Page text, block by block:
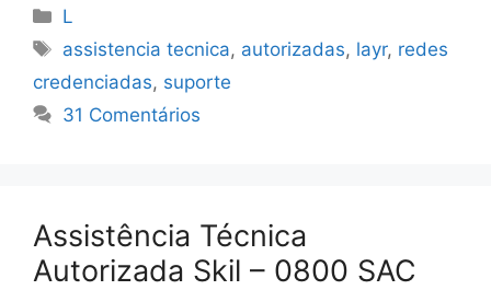
Categorias
L
Tags
assistencia tecnica, autorizadas, layr, redes
credenciadas, suporte
31 Comentários
Assistência Técnica
Autorizada Skil – 0800 SAC